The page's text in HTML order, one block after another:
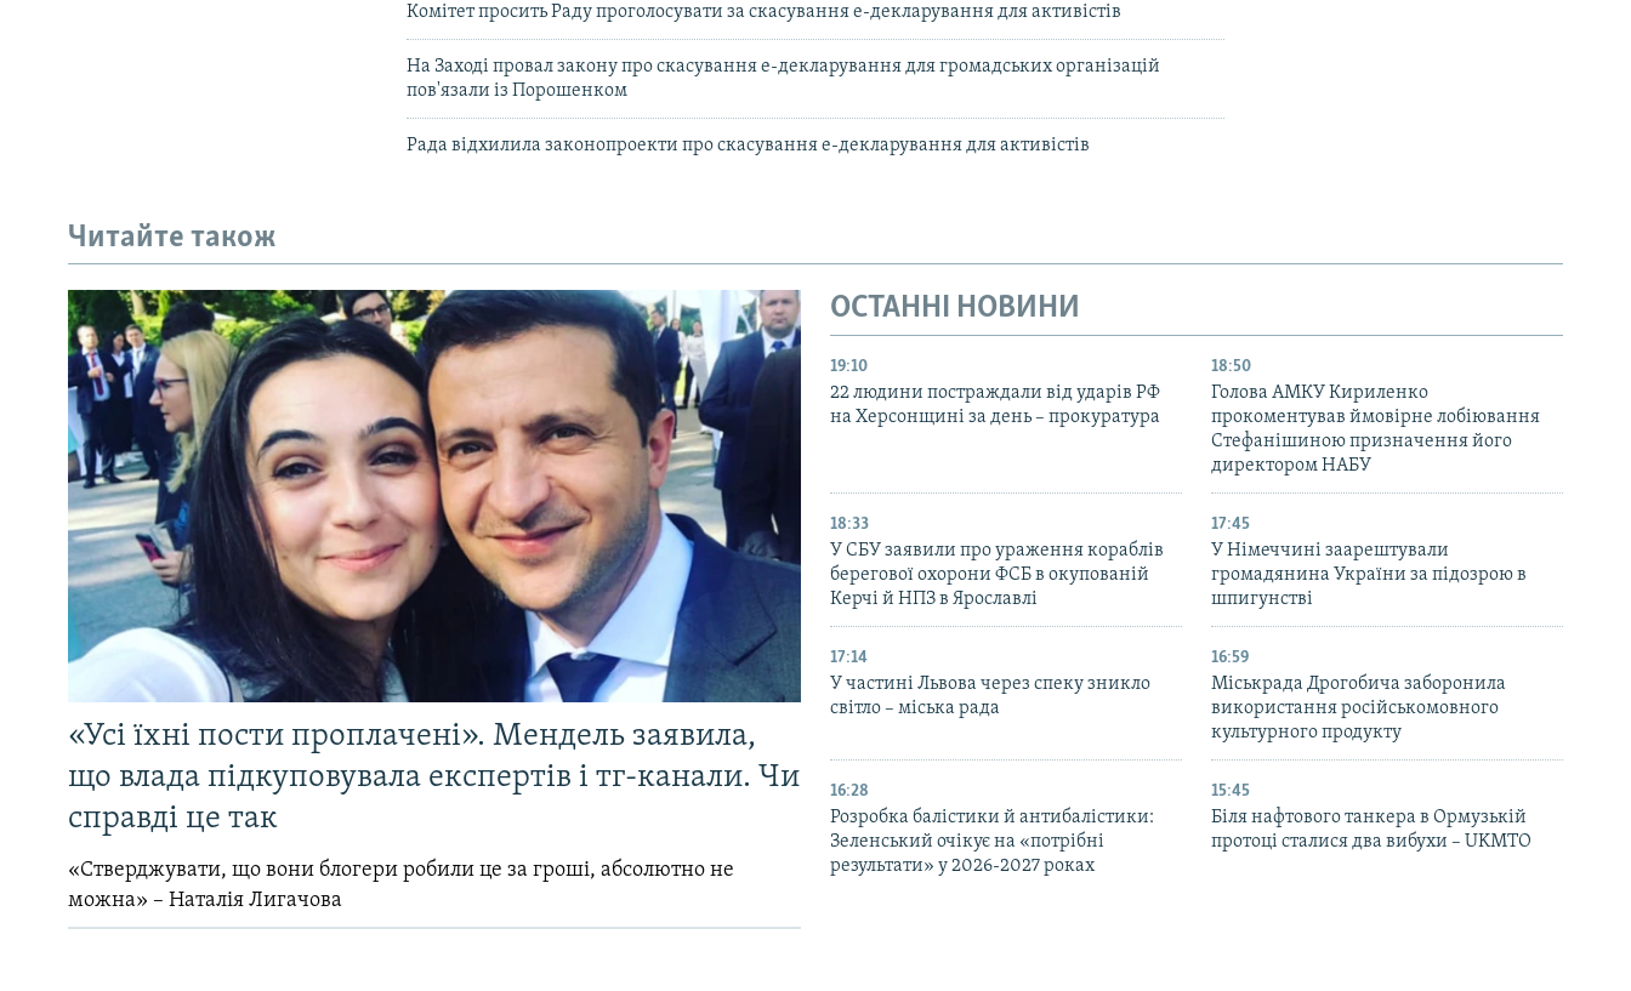
Комітет просить Раду проголосувати за скасування е-декларування для активістів
На Заході провал закону про скасування е-декларування для громадських організацій
пов'язали із Порошенком
Рада відхилила законопроекти про скасування е-декларування для активістів
Читайте також
«Усі їхні пости проплачені». Мендель заявила,
що влада підкуповувала експертів і тг-канали. Чи
справді це так
«Стверджувати, що вони блогери робили це за гроші, абсолютно не
можна» – Наталія Лигачова
ОСТАННІ НОВИНИ
19:10
22 людини постраждали від ударів РФ
на Херсонщині за день – прокуратура
18:50
Голова АМКУ Кириленко
прокоментував ймовірне лобіювання
Стефанішиною призначення його
директором НАБУ
18:33
У СБУ заявили про ураження кораблів
берегової охорони ФСБ в окупованій
Керчі й НПЗ в Ярославлі
17:45
У Німеччині заарештували
громадянина України за підозрою в
шпигунстві
17:14
У частині Львова через спеку зникло
світло – міська рада
16:59
Міськрада Дрогобича заборонила
використання російськомовного
культурного продукту
16:28
Розробка балістики й антибалістики:
Зеленський очікує на «потрібні
результати» у 2026-2027 роках
15:45
Біля нафтового танкера в Ормузькій
протоці сталися два вибухи – UKMTO